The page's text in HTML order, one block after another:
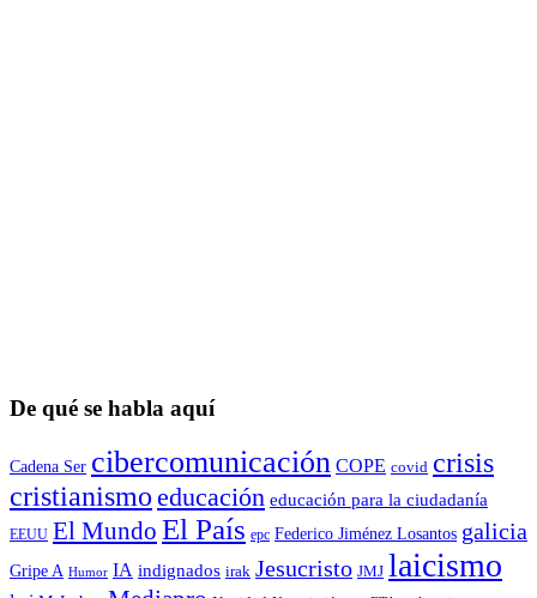
De qué se habla aquí
Cadena Ser cibercomunicación COPE covid crisis
cristianismo educación educación para la ciudadaní­a
EEUU El Mundo El País epc Federico Jiménez Losantos galicia
Gripe A Humor IA indignados irak Jesucristo JMJ laicismo